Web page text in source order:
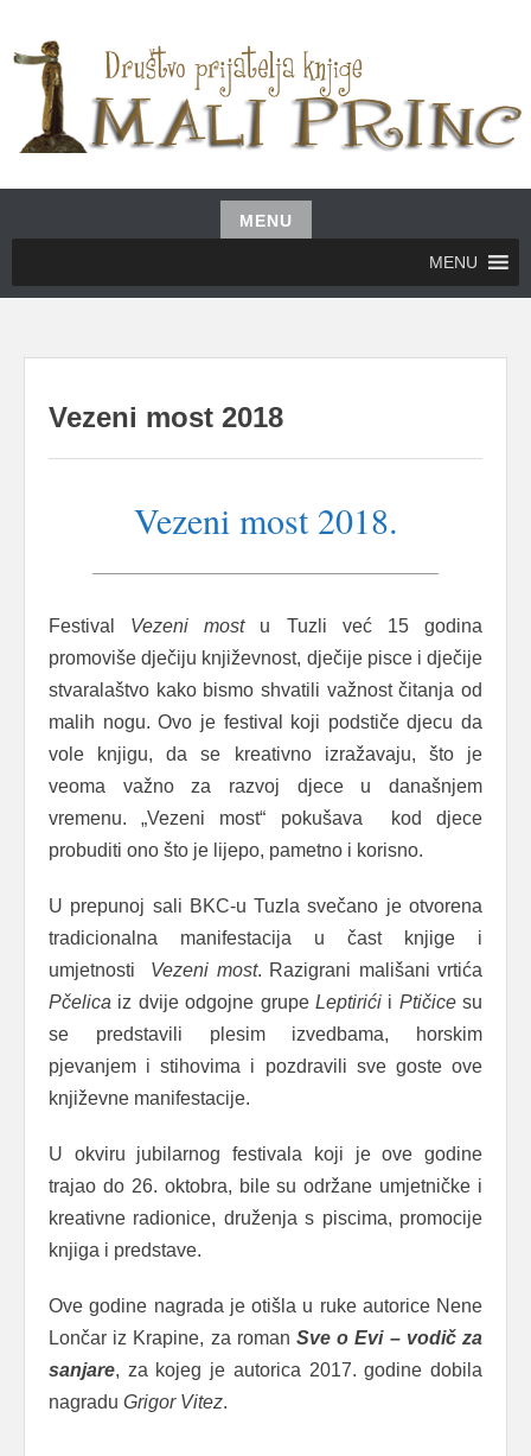
content
MALI PRINC
MENU
to
MENU
Vezeni most 2018
Vezeni most 2018.
Festival Vezeni mostu Tuzli već 15 godina
promoviše dječiju književnost, dječije pisce i dječije
stvaralaštvo kako bismo shvatili važnost čitanja od
malih nogu. Ovo je festival koji podstiče djecu da
vole knjigu, da se kreativno izražavaju, što je
veoma važno za razvoj djece u današnjem
vremenu. „Vezeni most“ pokušava kod djece
probuditi ono što je lijepo, pametno i korisno.
U prepunoj sali BKC-u Tuzla svečano je otvorena
tradicionalna manifestacija u čast knjige i
umjetnosti Vezeni most. Razigrani mališani vrtića
Pčelica iz dvije odgojne grupe Leptirićii Ptičicesu
se predstavili plesim izvedbama, horskim
pjevanjem i stihovima i pozdravili sve goste ove
književne manifestacije.
U okviru jubilarnog festivala koji je ove godine
trajao do 26. oktobra, bile su održane umjetničke i
kreativne radionice, druženja s piscima, promocije
knjiga i predstave.
Ove godine nagrada je otišla u ruke autorice Nene
Lončar iz Krapine, za roman Sve o Evi – vodič za
sanjare, za kojeg je autorica 2017. godine dobila
nagradu Grigor Vitez.